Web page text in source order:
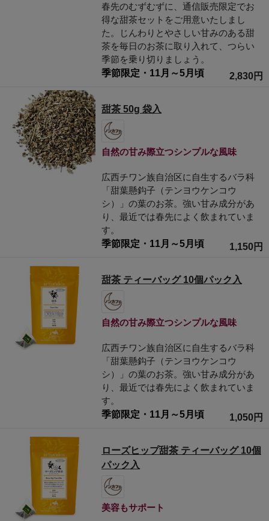
春先のむずむずに、通信販売限定でお
得な甜茶セットをご用意いたしまし
た。じんわりとやさしい甘みのある甜
茶を毎日のお茶に取り入れて、つらい
季節を乗り切りましょう。
季節限定・11月～5月頃
2,830円
甜茶 50g 袋入
自然の甘み際立つシンプルな風味
広西チワン族自治区に自生するバラ科
「甜葉懸鈎子（テンヨウケンコウ
シ）」の葉のお茶。強い甘み成分があ
り、最近では春先によく飲まれていま
す。
季節限定・11月～5月頃
1,150円
甜茶 ティーバッグ 10個パック入
自然の甘み際立つシンプルな風味
広西チワン族自治区に自生するバラ科
「甜葉懸鈎子（テンヨウケンコウ
シ）」の葉のお茶。強い甘み成分があ
り、最近では春先によく飲まれていま
す。
季節限定・11月～5月頃
1,050円
ローズヒップ甜茶 ティーバッグ 10個
パック入
美容もサポート